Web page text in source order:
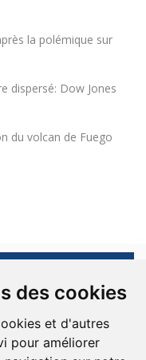
des cookies
et d'autres
pour améliorer
la polémique sur
dispersé: Dow Jones
du volcan de Fuego
sont réservés.